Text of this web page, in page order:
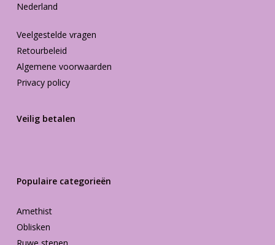
Nederland
Veelgestelde vragen
Retourbeleid
Algemene voorwaarden
Privacy policy
Veilig betalen
Populaire categorieën
Amethist
Oblisken